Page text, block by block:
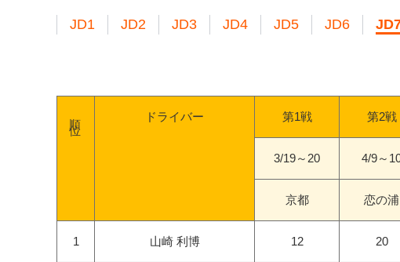
JD1 JD2 JD3 JD4 JD5 JD6
ドライバー 第1戦 第2戦
3/19～20
4/9～
京都 恋の浦
1 山崎 利博 12 20